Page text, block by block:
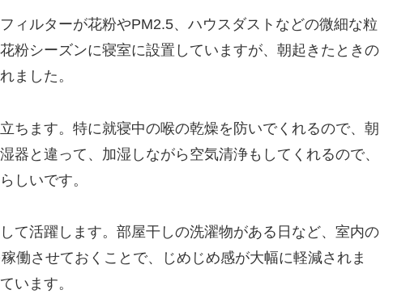
ィルターが花粉やPM2.5、ハウスダストなどの微細な粒
粉シーズンに寝室に設置していますが、朝起きたときの
ました。
ちます。特に就寝中の喉の乾燥を防いでくれるので、朝
器と違って、加湿しながら空気清浄もしてくれるので、
しいです。
て活躍します。部屋干しの洗濯物がある日など、室内の
働させておくことで、じめじめ感が大幅に軽減されま
います。